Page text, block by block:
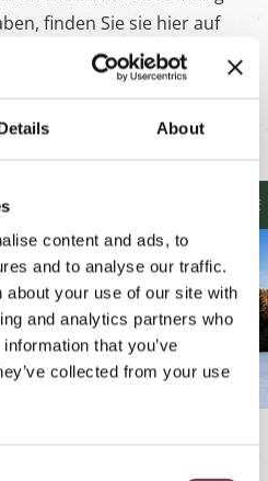
About
content and ads, to
and to analyse our traffic.
about your use of our site with
and analytics partners who
that you’ve
collected from your use
finden Sie sie hier auf
Website.